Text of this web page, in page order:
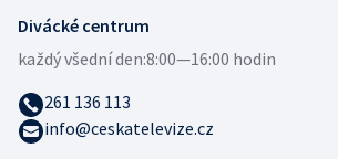
Divácké centrum
každý všední den:8:00—16:00 hodin
261 136 113
info@ceskatelevize.cz